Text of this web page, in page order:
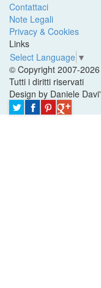
Contattaci
Note Legali
Privacy & Cookies
Links
Select Language ▼
© Copyright 2007-2026
Tutti i diritti riservati
Design by Daniele Davi'